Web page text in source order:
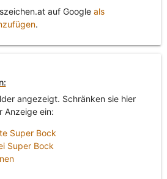
auf Google als
.
angezeigt. Schränken sie hier
Anzeige ein:
Super Bock
Super Bock